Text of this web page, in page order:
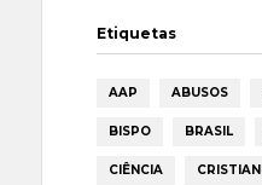
Etiquetas
AAP ABUSOS
BISPO BRASIL
CIÊNCIA